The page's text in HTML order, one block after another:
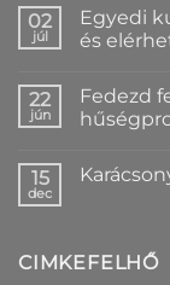
Karácsonyi
/
év
rend
bejegyzéshez
02
júl
Egyedi
és
a(z)
Egyedi
kutyanyakörv
névvel
es
változatban
22
jún
Fedezd
a(z)
Creative
15
dec
szállítás
CIMKEFELHŐ